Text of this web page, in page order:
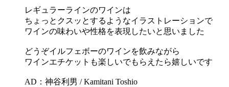
レギュラーラインのワインは
ちょっとクスッとするようなイラストレーションで
ワインの味わいや性格を表現したいと思いました
どうぞイルフェボーのワインを飲みながら
ワインエチケットも楽しいでもらえたら嬉しいです
AD：神谷利男 / Kamitani Toshio